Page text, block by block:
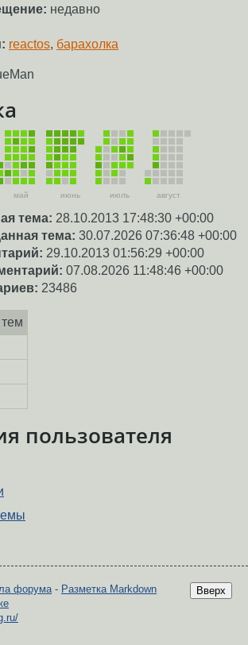
недавно
reactos, барахолка
май июнь июль август
тема: 28.10.2013 17:48:30 +00:00
тема: 30.07.2026 07:36:48 +00:00
29.10.2013 01:56:29 +00:00
07.08.2026 11:48:46 +00:00
23486
пользователя
Вверх
форума - Разметка Markdown